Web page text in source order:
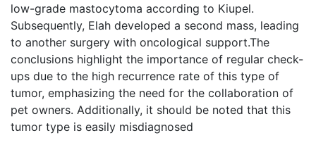
low-grade mastocytoma according to Kiupel.
Subsequently, Elah developed a second mass, leading
to another surgery with oncological support.The
conclusions highlight the importance of regular check-
ups due to the high recurrence rate of this type of
tumor, emphasizing the need for the collaboration of
pet owners. Additionally, it should be noted that this
tumor type is easily misdiagnosed